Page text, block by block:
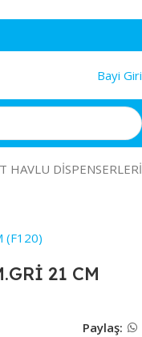
Bayi
HAVLU DİSPENSERLERİ
21 CM
Paylaş: